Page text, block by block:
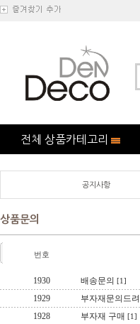
전체 상품카테고리
공지사항
상품문의